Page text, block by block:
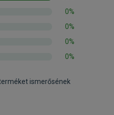
0%
0%
0%
0%
ismerősének